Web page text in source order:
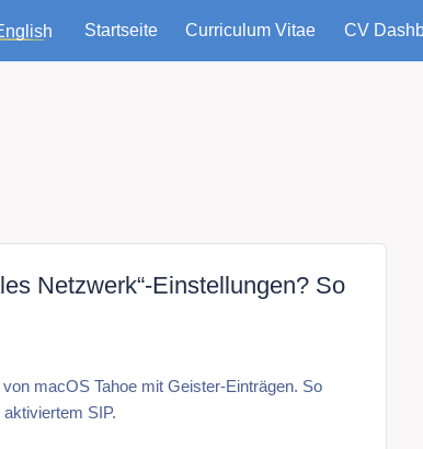
Startseite Curriculum Vitae CV
Netzwerk“-Einstellungen? So
macOS Tahoe mit Geister-Einträgen. So
SIP.